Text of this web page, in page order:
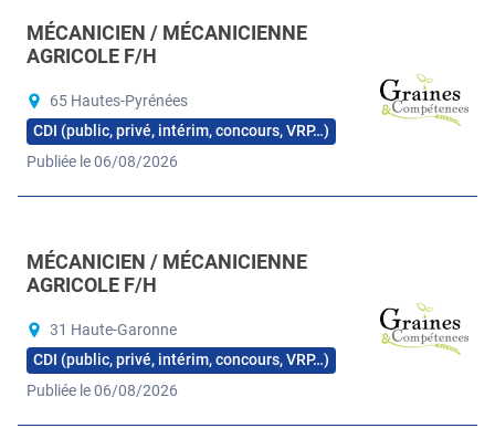
MÉCANICIEN / MÉCANICIENNE
AGRICOLE F/H
65 Hautes-Pyrénées
CDI (public, privé, intérim, concours, VRP…)
Publiée le 06/08/2026
MÉCANICIEN / MÉCANICIENNE
AGRICOLE F/H
31 Haute-Garonne
CDI (public, privé, intérim, concours, VRP…)
Publiée le 06/08/2026